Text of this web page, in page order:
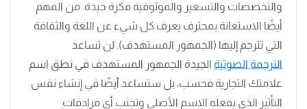
والتخصصات والتسعير والموثوقية فكرة جيدة. من المهم
أيضًا الاستعانة بمحترف يعرف كل شيء عن اللغة والثقافة
التي تترجم إليها (الجمهور المستهدف). لن تساعد
الترجمة الصوتية الجيدة الجمهور المستهدف في نطق اسم
علامتك التجارية فحسب، بل ستساعد أيضًا في إنشاء نفس
التأثير الذي يفعله الاسم الأصلي وتجنب أي مرادفات